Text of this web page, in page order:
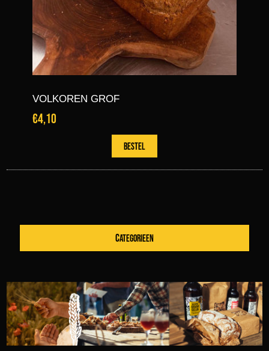
VOLKOREN GROF
€4,10
CATEGORIEEN